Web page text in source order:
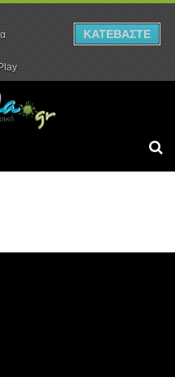
Ρεπορτάζ
ΚΑΤΕΒΑΣΤΕ